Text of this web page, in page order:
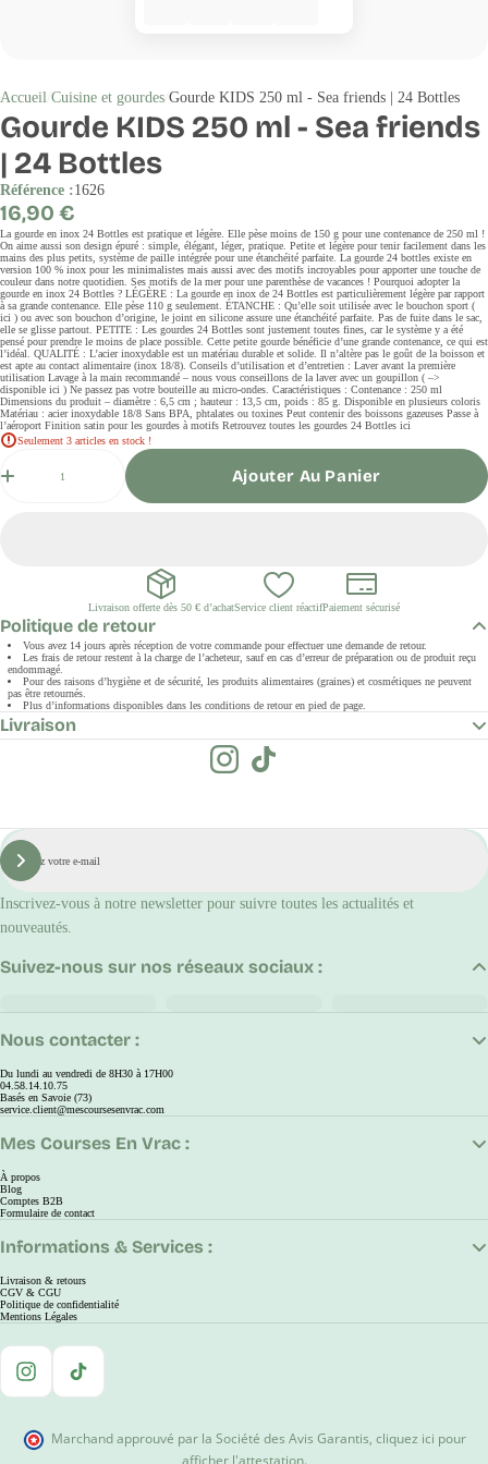
Accueil Cuisine et gourdes Gourde KIDS 250 ml - Sea friends | 24 Bottles
Gourde KIDS 250 ml - Sea friends
| 24 Bottles
Référence :1626
Prix
régulier
16,90 €
La gourde en inox 24 Bottles est pratique et légère. Elle pèse moins de 150 g pour une contenance de 250 ml !
On aime aussi son design épuré : simple, élégant, léger, pratique. Petite et légère pour tenir facilement dans les
mains des plus petits, système de paille intégrée pour une étanchéité parfaite. La gourde 24 bottles existe en
version 100 % inox pour les minimalistes mais aussi avec des motifs incroyables pour apporter une touche de
couleur dans notre quotidien. Ses motifs de la mer pour une parenthèse de vacances ! Pourquoi adopter la
gourde en inox 24 Bottles ? LÉGÈRE : La gourde en inox de 24 Bottles est particulièrement légère par rapport
à sa grande contenance. Elle pèse 110 g seulement. ÉTANCHE : Qu’elle soit utilisée avec le bouchon sport (
ici ) ou avec son bouchon d’origine, le joint en silicone assure une étanchéité parfaite. Pas de fuite dans le sac,
elle se glisse partout. PETITE : Les gourdes 24 Bottles sont justement toutes fines, car le système y a été
pensé pour prendre le moins de place possible. Cette petite gourde bénéficie d’une grande contenance, ce qui est
l’idéal. QUALITÉ : L’acier inoxydable est un matériau durable et solide. Il n’altère pas le goût de la boisson et
est apte au contact alimentaire (inox 18/8). Conseils d’utilisation et d’entretien : Laver avant la première
utilisation Lavage à la main recommandé – nous vous conseillons de la laver avec un goupillon ( –>
disponible ici ) Ne passez pas votre bouteille au micro-ondes. Caractéristiques : Contenance : 250 ml
Dimensions du produit – diamètre : 6,5 cm ; hauteur : 13,5 cm, poids : 85 g. Disponible en plusieurs coloris
Matériau : acier inoxydable 18/8 Sans BPA, phtalates ou toxines Peut contenir des boissons gazeuses Passe à
l’aéroport Finition satin pour les gourdes à motifs Retrouvez toutes les gourdes 24 Bottles ici
Seulement 3 articles en stock !
Ajouter Au Panier
Livraison offerte dès 50 € d’achatService client réactifPaiement sécurisé
Politique de retour
Vous avez 14 jours après réception de votre commande pour effectuer une demande de retour.
Les frais de retour restent à la charge de l’acheteur, sauf en cas d’erreur de préparation ou de produit reçu
endommagé.
Pour des raisons d’hygiène et de sécurité, les produits alimentaires (graines) et cosmétiques ne peuvent
pas être retournés.
Plus d’informations disponibles dans les conditions de retour en pied de page.
Livraison
E-
mail
S'inscrire
Inscrivez-vous à notre newsletter pour suivre toutes les actualités et
nouveautés.
Nous contacter :
Du lundi au vendredi de 8H30 à 17H00
04.58.14.10.75
Basés en Savoie (73)
service.client@mescoursesenvrac.com
Mes Courses En Vrac :
À propos
Blog
Comptes B2B
Formulaire de contact
Informations & Services :
Livraison & retours
CGV & CGU
Politique de confidentialité
Mentions Légales
Suivez-nous sur nos réseaux sociaux :
Instagram
TikTok
Marchand approuvé par la Société des Avis Garantis, cliquez ici pour
afficher l'attestation.